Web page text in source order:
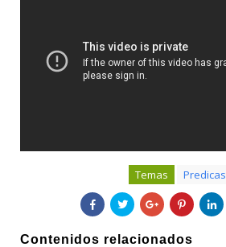
Temas Predicas
Contenidos relacionados